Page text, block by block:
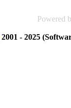
Powered
2001 - 2025